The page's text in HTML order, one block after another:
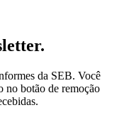
da SEB. Você
no botão de remoção